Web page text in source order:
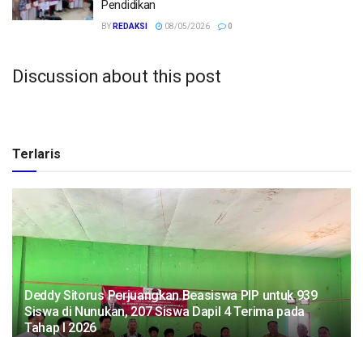
Pendidikan
BY REDAKSI 08/05/2026 0
Discussion about this post
Terlaris
Deddy Sitorus Perjuangkan Beasiswa PIP untuk 939
Siswa di Nunukan, 207 Siswa Dapil 4 Terima pada
Tahap I 2026